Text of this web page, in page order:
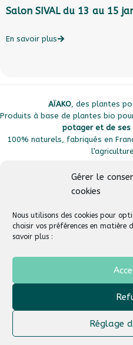
Gérer le
cookies
Nous utilisons des cookies pour
choisir vos préférences en matière
savoir plus :
Réglage
Salon SIVAL du 13 au 15
En savoir plus
AÏAKO, des plantes
Produits à base de plantes bio
potager et de ses
100% naturels, fabriqués en
Liens utiles
Suivez-nous
Aide & Support
Un site créé par :